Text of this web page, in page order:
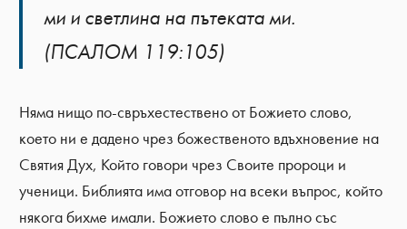
ми и светлина на пътеката ми.
(ПСАЛОМ 119:105)
Няма нищо по-свръхестествено от Божието слово,
което ни е дадено чрез божественото вдъхновение на
Святия Дух, Който говори чрез Своите пророци и
ученици. Библията има отговор на всеки въпрос, който
някога бихме имали. Божието слово е пълно със